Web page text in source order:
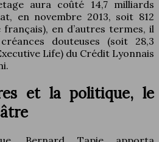
aura coûté 14,7 milliards
en novembre 2013, soit 812
en d’autres termes, il
douteuses (soit 28,3
Life) du Crédit Lyonnais
et la politique, le